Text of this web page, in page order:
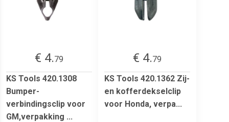
€ 4.79
KS Tools 420.1308
Bumper-
verbindingsclip voor
GM,verpakking ...
€ 4.79
KS Tools 420.1362 Zij-
en kofferdekselclip
voor Honda, verpa...